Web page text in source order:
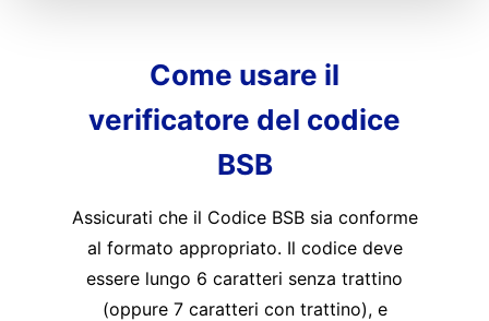
Come usare il
verificatore del codice
BSB
Assicurati che il Codice BSB sia conforme
al formato appropriato. Il codice deve
essere lungo 6 caratteri senza trattino
(oppure 7 caratteri con trattino), e